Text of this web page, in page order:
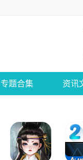
专题合集 资讯